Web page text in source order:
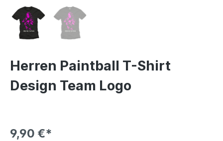
Herren Paintball T-Shirt
Design Team Logo
9,90 €*